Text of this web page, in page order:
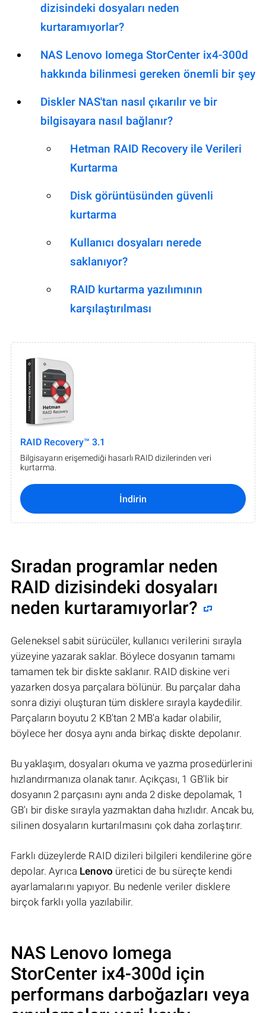
dizisindeki dosyaları neden
kurtaramıyorlar?
NAS Lenovo Iomega StorCenter ix4-300d
hakkında bilinmesi gereken önemli bir şey
Diskler NAS'tan nasıl çıkarılır ve bir
bilgisayara nasıl bağlanır?
Hetman RAID Recovery ile Verileri
Kurtarma
Disk görüntüsünden güvenli
kurtarma
Kullanıcı dosyaları nerede
saklanıyor?
RAID kurtarma yazılımının
karşılaştırılması
RAID Recovery™ 3.1
Bilgisayarın erişemediği hasarlı RAID dizilerinden veri
kurtarma.
İndirin
Sıradan programlar neden
RAID dizisindeki dosyaları
neden kurtaramıyorlar?
Geleneksel sabit sürücüler, kullanıcı verilerini sırayla
yüzeyine yazarak saklar. Böylece dosyanın tamamı
tamamen tek bir diskte saklanır. RAID diskine veri
yazarken dosya parçalara bölünür. Bu parçalar daha
sonra diziyi oluşturan tüm disklere sırayla kaydedilir.
Parçaların boyutu 2 KB'tan 2 MB'a kadar olabilir,
böylece her dosya aynı anda birkaç diskte depolanır.
Bu yaklaşım, dosyaları okuma ve yazma prosedürlerini
hızlandırmanıza olanak tanır. Açıkçası, 1 GB'lik bir
dosyanın 2 parçasını aynı anda 2 diske depolamak, 1
GB'ı bir diske sırayla yazmaktan daha hızlıdır. Ancak bu,
silinen dosyaların kurtarılmasını çok daha zorlaştırır.
Farklı düzeylerde RAID dizileri bilgileri kendilerine göre
depolar. Ayrıca Lenovo üretici de bu süreçte kendi
ayarlamalarını yapıyor. Bu nedenle veriler disklere
birçok farklı yolla yazılabilir.
NAS Lenovo Iomega
StorCenter ix4-300d için
performans darboğazları veya